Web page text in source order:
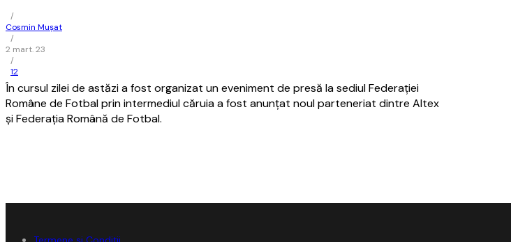
/
Cosmin Mușat
/
2 mart. 23
/
12
În cursul zilei de astăzi a fost organizat un eveniment de presă la sediul Federaţiei
Române de Fotbal prin intermediul căruia a fost anunţat noul parteneriat dintre Altex
şi Federaţia Română de Fotbal.